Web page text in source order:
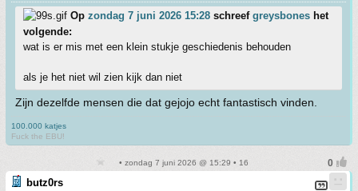
Op zondag 7 juni 2026 15:28 schreef greysbones het
volgende:
wat is er mis met een klein stukje geschiedenis behouden
als je het niet wil zien kijk dan niet
Zijn dezelfde mensen die dat gejojo echt fantastisch vinden.
100.000 katjes
Fuck the EBU!
• zondag 7 juni 2026 @ 15:29 • 16
butz0rs